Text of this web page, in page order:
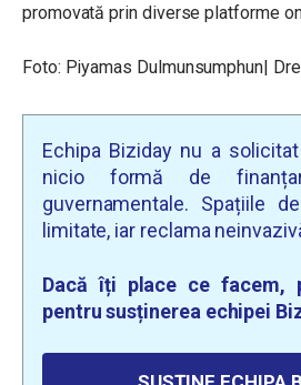
promovată prin diverse platforme
Foto: Piyamas Dulmunsumphun|
Echipa Biziday nu a
nicio formă de
guvernamentale. Spațiile
limitate, iar reclama
Dacă îți place ce facem,
pentru susținerea echipei